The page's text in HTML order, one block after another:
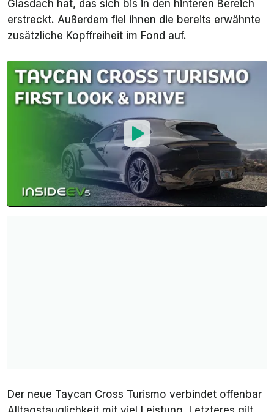
Glasdach hat, das sich bis in den hinteren Bereich
erstreckt. Außerdem fiel ihnen die bereits erwähnte
zusätzliche Kopffreiheit im Fond auf.
Der neue Taycan Cross Turismo verbindet offenbar